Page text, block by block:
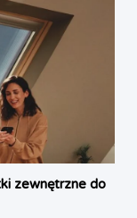
zewnętrzne do